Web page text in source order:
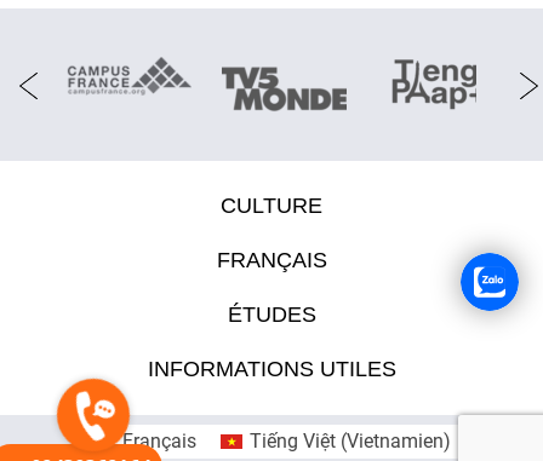
CULTURE
FRANÇAIS
ÉTUDES
INFORMATIONS UTILES
Français Tiếng Việt(Vietnamien)